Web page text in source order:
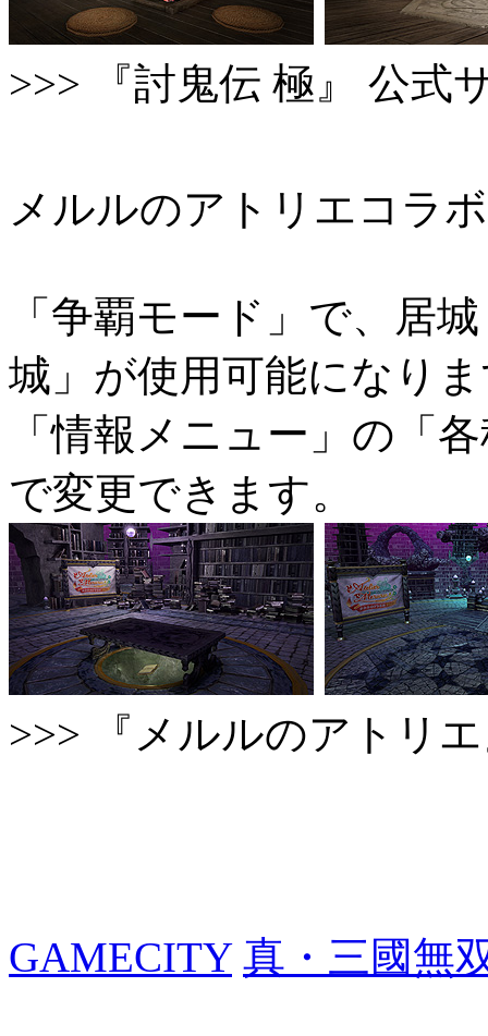
>>> 『討鬼伝 極』 公式
メルルのアトリエコラ
「争覇モード」で、居
城」が使用可能になり
「情報メニュー」の「
で変更できます。
>>> 『メルルのアトリ
GAMECITY 真・三國無